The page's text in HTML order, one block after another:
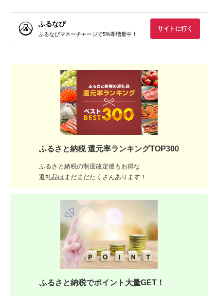
ふるなび
ふるなびマネーチャージで5%即増量中！
サイトに行く
ふるさと納税 還元率ランキングTOP300
ふるさと納税の制度改定後もお得な
返礼品はまだまだたくさんあります！
ふるさと納税でポイント大量GET！